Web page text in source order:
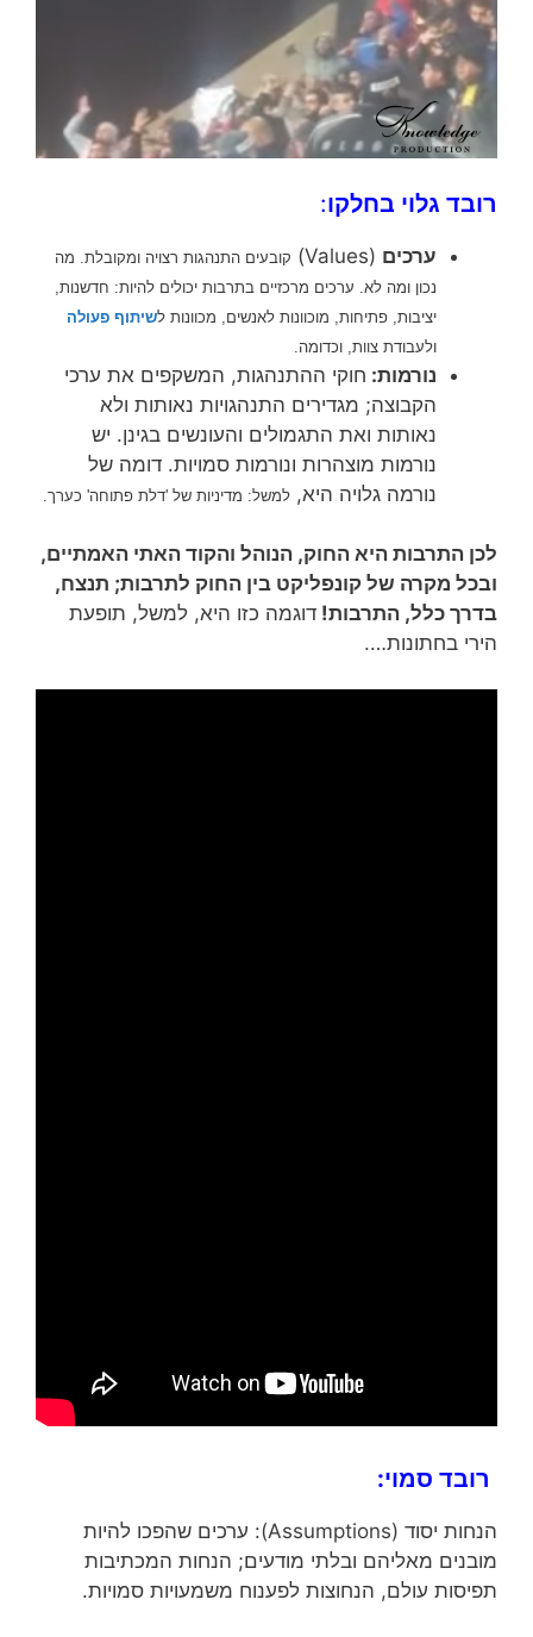
רובד גלוי בחלקו:
ערכים (Values)
קובעים התנהגות רצויה ומקובלת. מה
נכון ומה לא. ערכים מרכזיים בתרבות יכולים להיות: חדשנות,
יציבות, פתיחות, מוכוונות לאנשים, מכוונות לשיתוף פעולה
ולעבודת צוות, וכדומה.
נורמות: חוקי ההתנהגות, המשקפים את ערכי
הקבוצה; מגדירים התנהגויות נאותות ולא
נאותות ואת התגמולים והעונשים בגינן. יש
נורמות מוצהרות ונורמות סמויות. דומה של
נורמה גלויה היא, למשל: מדיניות של 'דלת פתוחה' כערך.
לכן התרבות היא החוק, הנוהל והקוד האתי האמתיים,
ובכל מקרה של קונפליקט בין החוק לתרבות; תנצח,
בדרך כלל, התרבות! דוגמה כזו היא, למשל, תופעת
הירי בחתונות….
רובד סמוי:
הנחות יסוד (Assumptions): ערכים שהפכו להיות
מובנים מאליהם ובלתי מודעים; הנחות המכתיבות
תפיסות עולם, הנחוצות לפענוח משמעויות סמויות.